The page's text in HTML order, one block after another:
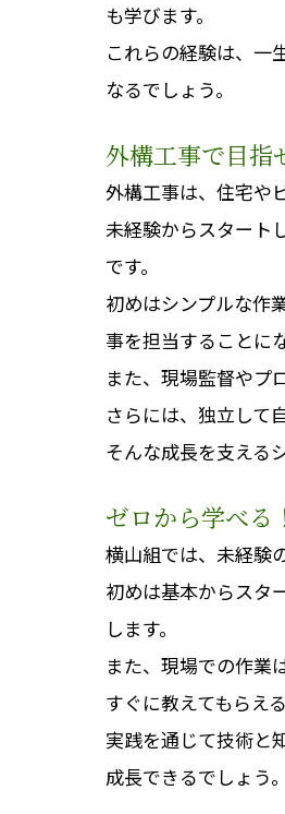
も学びます。
これらの経験は、一
なるでしょう。
外構工事で目指
外構工事は、住宅や
未経験からスタート
です。
初めはシンプルな作
事を担当することに
また、現場監督やプ
さらには、独立して
そんな成長を支える
ゼロから学べる
横山組では、未経験
初めは基本からスタ
します。
また、現場での作業
すぐに教えてもらえ
実践を通じて技術と
成長できるでしょう。